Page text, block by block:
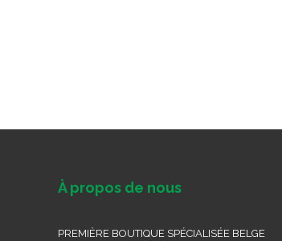
À propos de nous
PREMIÈRE BOUTIQUE SPÉCIALISÉE BELGE